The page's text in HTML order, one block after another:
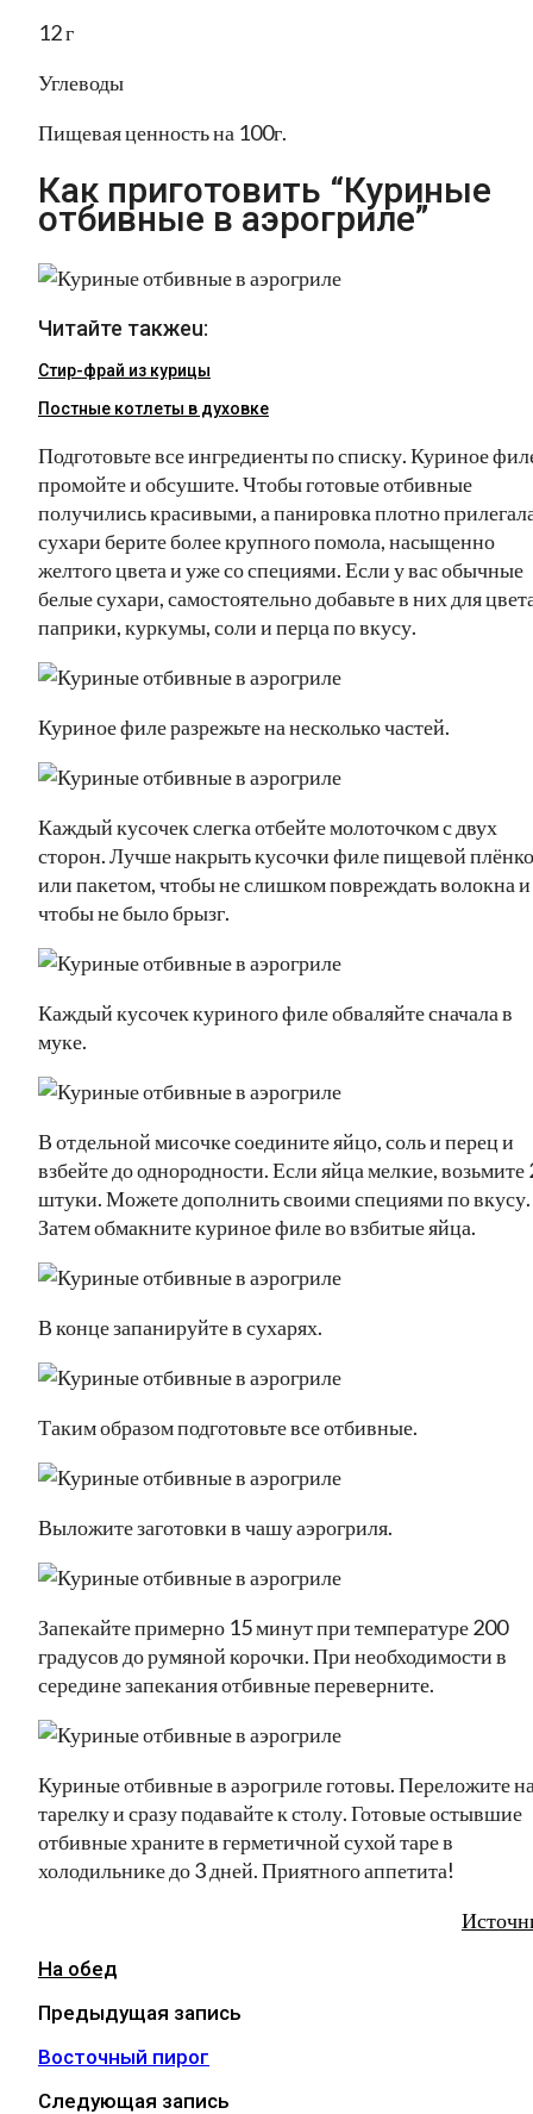
12 г
Углеводы
Пищевая ценность на 100г.
Как приготовить “Куриные
отбивные в аэрогриле”
Читайте такжеu:
Стир-фрай из курицы
Постные котлеты в духовке
Подготовьте все ингредиенты по списку. Куриное
промойте и обсушите. Чтобы готовые отбивные
получились красивыми, а панировка плотно
сухари берите более крупного помола, насыщенно
желтого цвета и уже со специями. Если у вас обычные
белые сухари, самостоятельно добавьте в них для
паприки, куркумы, соли и перца по вкусу.
Куриное филе разрежьте на несколько частей.
Каждый кусочек слегка отбейте молоточком с двух
сторон. Лучше накрыть кусочки филе пищевой
или пакетом, чтобы не слишком повреждать волокна и
чтобы не было брызг.
Каждый кусочек куриного филе обваляйте сначала в
муке.
В отдельной мисочке соедините яйцо, соль и перец и
взбейте до однородности. Если яйца мелкие, возьмите
штуки. Можете дополнить своими специями по вкусу.
Затем обмакните куриное филе во взбитые яйца.
В конце запанируйте в сухарях.
Таким образом подготовьте все отбивные.
Выложите заготовки в чашу аэрогриля.
Запекайте примерно 15 минут при температуре 200
градусов до румяной корочки. При необходимости в
середине запекания отбивные переверните.
Куриные отбивные в аэрогриле готовы. Переложите
тарелку и сразу подавайте к столу. Готовые остывшие
отбивные храните в герметичной сухой таре в
холодильнике до 3 дней. Приятного аппетита!
На обед
Предыдущая запись
Восточный пирог
Следующая запись